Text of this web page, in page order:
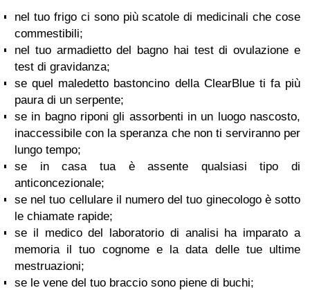
nel tuo frigo ci sono più scatole di medicinali che cose
commestibili;
nel tuo armadietto del bagno hai test di ovulazione e
test di gravidanza;
se quel maledetto bastoncino della ClearBlue ti fa più
paura di un serpente;
se in bagno riponi gli assorbenti in un luogo nascosto,
inaccessibile con la speranza che non ti serviranno per
lungo tempo;
se in casa tua è assente qualsiasi tipo di
anticoncezionale;
se nel tuo cellulare il numero del tuo ginecologo è sotto
le chiamate rapide;
se il medico del laboratorio di analisi ha imparato a
memoria il tuo cognome e la data delle tue ultime
mestruazioni;
se le vene del tuo braccio sono piene di buchi;